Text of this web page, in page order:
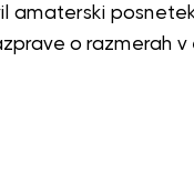
amaterski
o razmerah v